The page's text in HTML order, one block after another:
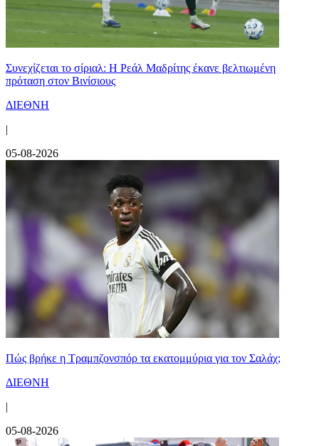
Συνεχίζεται το σίριαλ: Η Ρεάλ Μαδρίτης έκανε βελτιωμένη
πρόταση στον Βινίσιους
ΔΙΕΘΝΗ
|
05-08-2026
Πώς βρήκε η Τραμπζονσπόρ τα εκατομμύρια για τον Σαλάχ;
ΔΙΕΘΝΗ
|
05-08-2026